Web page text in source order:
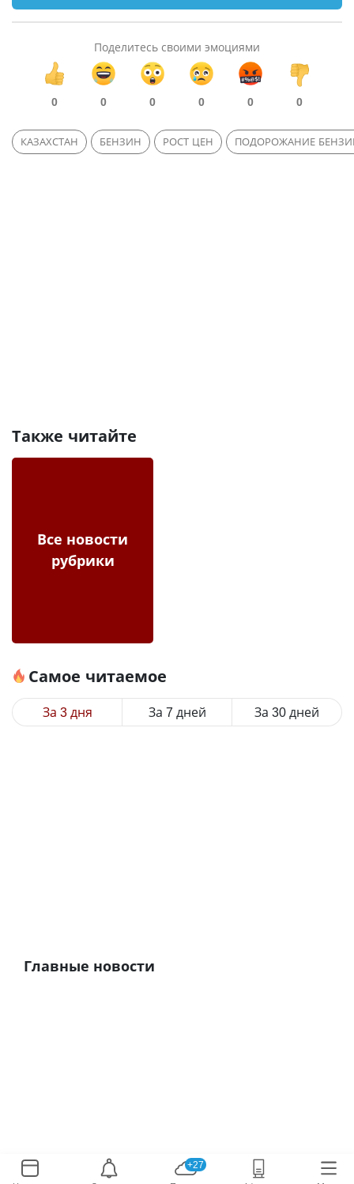
Поделитесь своими эмоциями
0 0 0 0 0 0
КАЗАХСТАН БЕНЗИН РОСТ ЦЕН ПОДОРОЖАНИЕ
Также читайте
Все новости
рубрики
Самое читаемое
За 3 дня За 7 дней За 30 дней
Главные новости
+27